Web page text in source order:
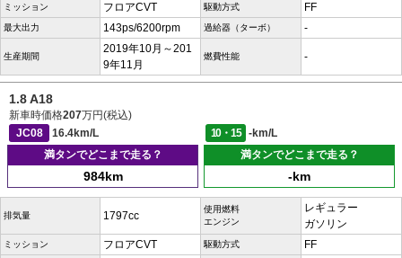
ミッション フロアCVT 駆動方式 FF
最大出力 143ps/6200rpm 過給器（ターボ） -
生産期間
2019年10月～201
9年11月
燃費性能 -
1.8 A18
新車時価格207万円(税込)
JC08
16.4km/L 10・15
-km/L
満タンでどこまで走る？
984km
満タンでどこまで走る？
-km
排気量 1797cc
使用燃料
エンジン
レギュラー
ガソリン
ミッション フロアCVT 駆動方式 FF